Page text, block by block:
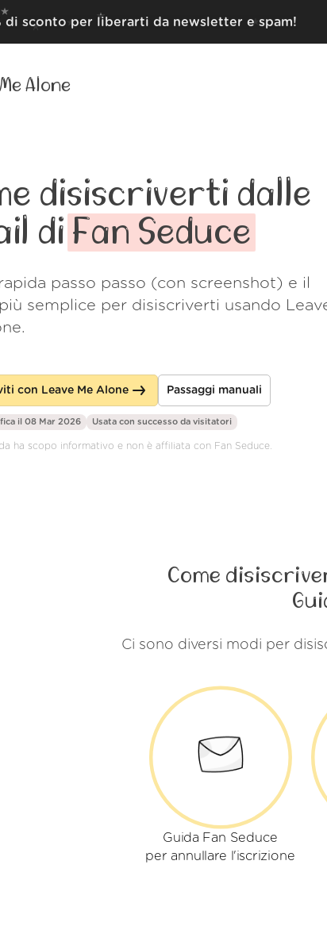
di sconto per liberarti da newsletter e spam!
Alone
disiscriverti dalle
di Fan Seduce
passo passo (con screenshot) e il
semplice per disiscriverti usando
con Leave Me Alone Passaggi manuali
il 08 Mar 2026 Usata con successo da visitatori
ha scopo informativo e non è affiliata con Fan Seduce.
Come
Ci sono diversi modi per
Guida Fan Seduce
per annullare l'iscrizione